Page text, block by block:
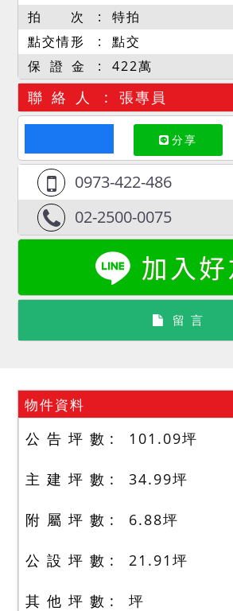
拍 次
特拍
點交情形
點交
保 證 金
422萬
聯 絡 人 張專員
分享
0973-422-486
02-2500-0075
留 言
物件資料
公 告 坪 數 101.09坪
主 建 坪 數 34.99坪
附 屬 坪 數 6.88坪
公 設 坪 數 21.91 坪
其 他 坪 數 坪